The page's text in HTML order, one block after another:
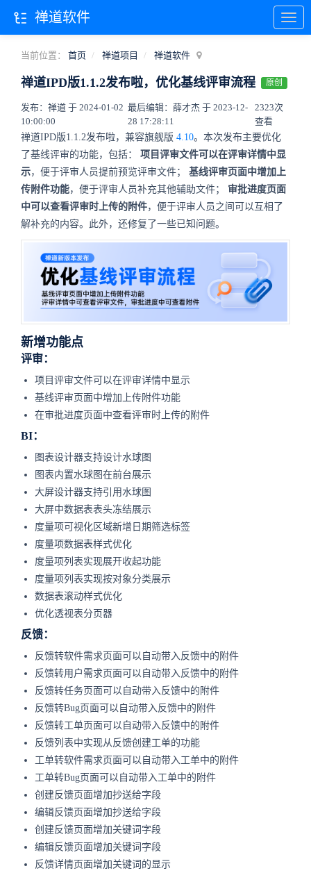
当前位置： 首页 禅道项目 禅道软件
禅道IPD版1.1.2发布啦，优化基线评审流程 原创
发布：禅道 于 2024-01-02
10:00:00
最后编辑：薛才杰 于 2023-12-
28 17:28:11
2323次
查看
禅道IPD版1.1.2发布啦，兼容旗舰版 4.10。本次发布主要优化
了基线评审的功能，包括： 项目评审文件可以在评审详情中显
示，便于评审人员提前预览评审文件； 基线评审页面中增加上
传附件功能，便于评审人员补充其他辅助文件； 审批进度页面
中可以查看评审时上传的附件，便于评审人员之间可以互相了
解补充的内容。此外，还修复了一些已知问题。
新增功能点
评审：
项目评审文件可以在评审详情中显示
基线评审页面中增加上传附件功能
在审批进度页面中查看评审时上传的附件
BI：
图表设计器支持设计水球图
图表内置水球图在前台展示
大屏设计器支持引用水球图
大屏中数据表表头冻结展示
度量项可视化区域新增日期筛选标签
度量项数据表样式优化
度量项列表实现展开收起功能
度量项列表实现按对象分类展示
数据表滚动样式优化
优化透视表分页器
反馈：
反馈转软件需求页面可以自动带入反馈中的附件
反馈转用户需求页面可以自动带入反馈中的附件
反馈转任务页面可以自动带入反馈中的附件
反馈转Bug页面可以自动带入反馈中的附件
反馈转工单页面可以自动带入反馈中的附件
反馈列表中实现从反馈创建工单的功能
工单转软件需求页面可以自动带入工单中的附件
工单转Bug页面可以自动带入工单中的附件
创建反馈页面增加抄送给字段
编辑反馈页面增加抄送给字段
创建反馈页面增加关键词字段
编辑反馈页面增加关键词字段
反馈详情页面增加关键词的显示
禅道软件